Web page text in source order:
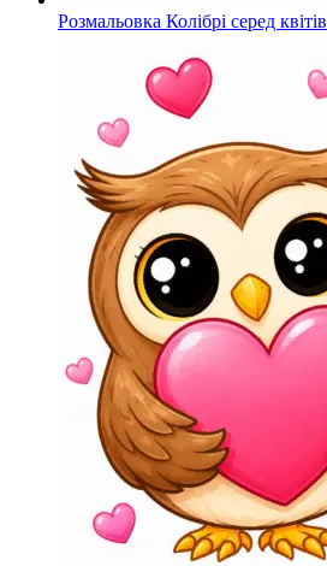
Розмальовка Колібрі серед квітів